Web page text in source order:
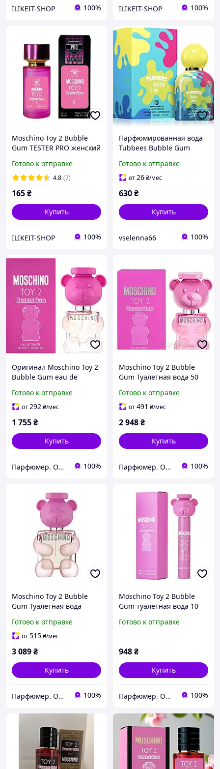
ILIKEIT-SHOP 100% ILIKEIT-SHOP 100%
Moschino Toy 2 Bubble
Gum TESTER PRO женский
Готово к отправке
4.8 (7)
165₴
Купить
ILIKEIT-SHOP 100%
Парфюмированная вода
Tubbees Bubble Gum
Готово к отправке
от26₴/мес
630₴
Купить
vselenna66 100%
Оригинал Moschino Toy 2
Bubble Gum eau de
Мошино той 2 бабл гам
женские туалетна вода
Готово к отправке
от292₴/мес
1 755₴
Купить
Парфюмер. Оригинальная парфюмерия и косметика в Харькове, Украине 100%
Moschino Toy 2 Bubble
Gum Туалетная вода 50
Готово к отправке
от491 ₴/мес
2 948₴
Купить
Парфюмер. Оригинальная парфюмерия и косметика в Харькове, Украине 100%
Moschino Toy 2 Bubble
Gum Туалетная вода
Готово к отправке
от515₴/мес
3 089₴
Купить
Парфюмер. Оригинальная парфюмерия и косметика в Харькове, Украине 100%
Moschino Toy 2 Bubble
Gum туалетная вода 10
Готово к отправке
948₴
Купить
Парфюмер. Оригинальная парфюмерия и косметика в Харькове, Украине 100%